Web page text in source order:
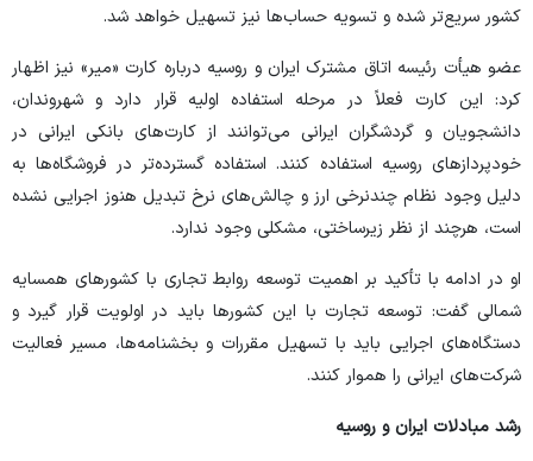
کشور سریع‌تر شده و تسویه حساب‌ها نیز تسهیل خواهد شد.
عضو هیأت رئیسه اتاق مشترک ایران و روسیه درباره کارت «میر» نیز اظهار
کرد: این کارت فعلاً در مرحله استفاده اولیه قرار دارد و شهروندان،
دانشجویان و گردشگران ایرانی می‌توانند از کارت‌های بانکی ایرانی در
خودپرداز‌های روسیه استفاده کنند. استفاده گسترده‌تر در فروشگاه‌ها به
دلیل وجود نظام چندنرخی ارز و چالش‌های نرخ تبدیل هنوز اجرایی نشده
است، هرچند از نظر زیرساختی، مشکلی وجود ندارد.
او در ادامه با تأکید بر اهمیت توسعه روابط تجاری با کشور‌های همسایه
شمالی گفت: توسعه تجارت با این کشور‌ها باید در اولویت قرار گیرد و
دستگاه‌های اجرایی باید با تسهیل مقررات و بخشنامه‌ها، مسیر فعالیت
شرکت‌های ایرانی را هموار کنند.
رشد مبادلات ایران و روسیه